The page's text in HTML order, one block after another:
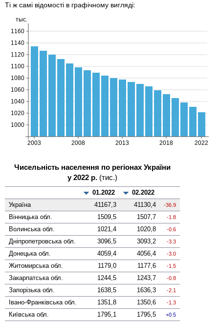
Ті ж самі відомості в графічному вигляді:
Чисельність населення по регіонах України
у 2022 р. (тис.)
01.2022
02.2022
Україна
41167,3 41130,4 -36.9
Вінницька обл. 1509,5 1507,7 -1.8
Волинська обл. 1021,4 1020,8 -0.6
Дніпропетровська обл. 3096,5 3093,2 -3.3
Донецька обл. 4059,4 4056,4 -3.0
Житомирська обл. 1179,0 1177,6 -1.5
Закарпатська обл. 1244,5 1243,7 -0.8
Запорізька обл. 1638,5 1636,3 -2.1
Івано-Франківська обл. 1351,8 1350,6 -1.3
Київська обл. 1795,1 1795,5 0.5